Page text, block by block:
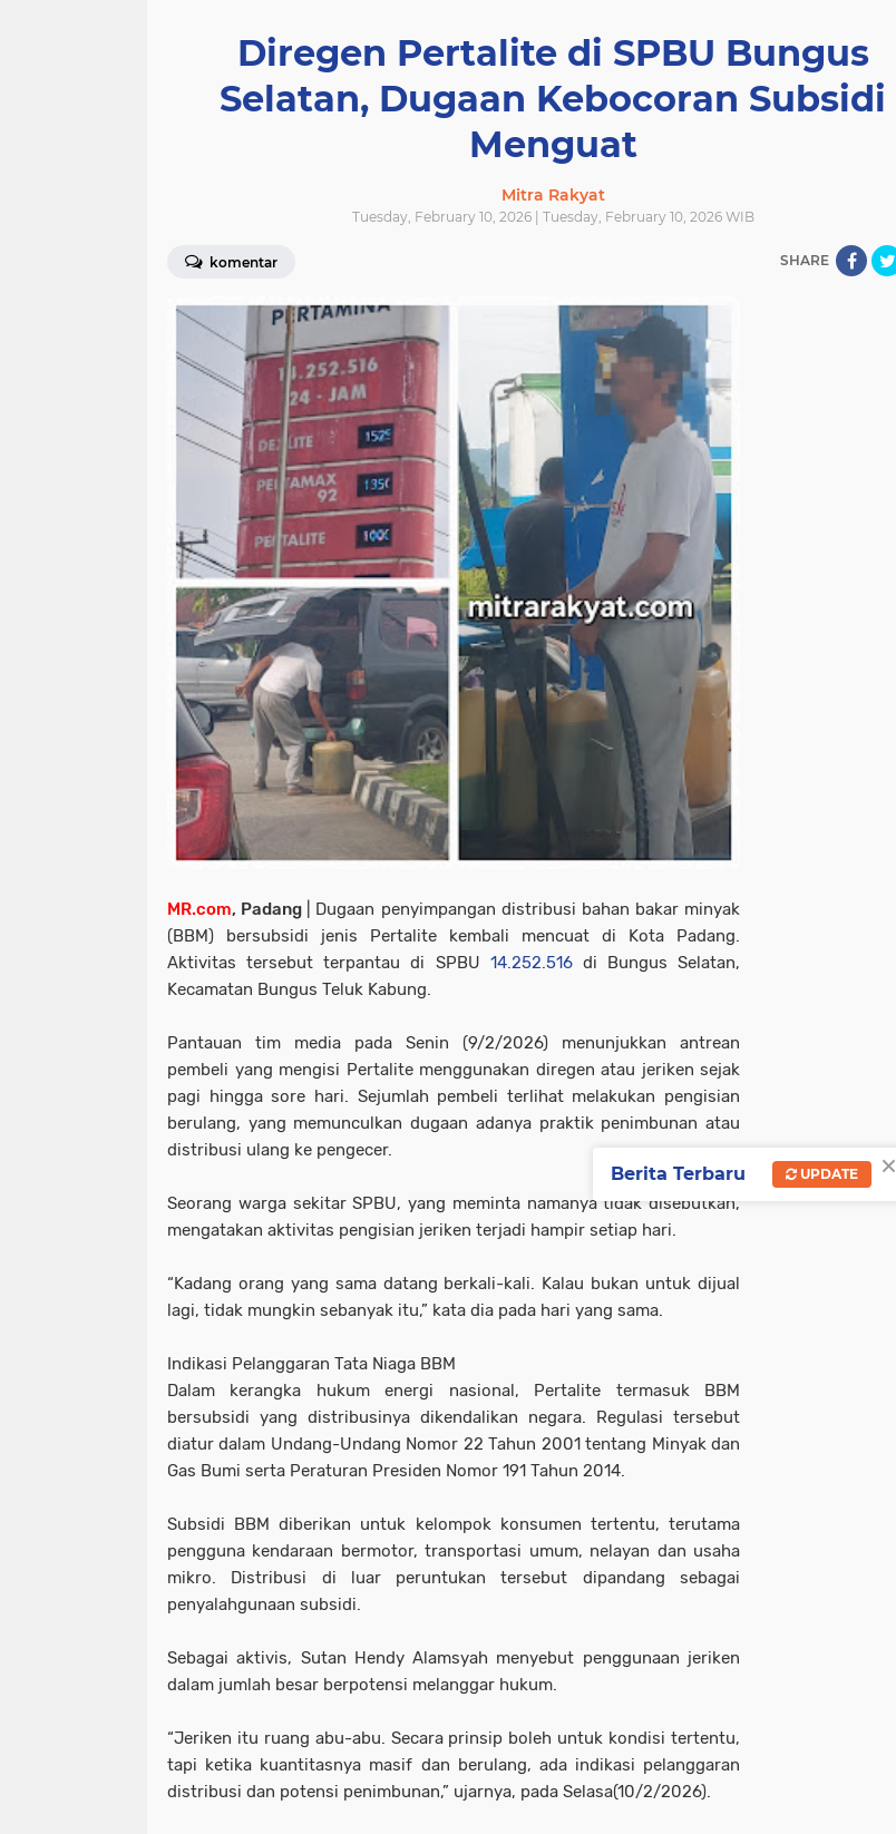
Diregen Pertalite di SPBU Bungus
Selatan, Dugaan Kebocoran Subsidi
Menguat
Mitra Rakyat
Tuesday, February 10, 2026 | Tuesday, February 10, 2026 WIB
komentar SHARE
MR.com, Padang
| Dugaan penyimpangan distribusi bahan bakar minyak
(BBM) bersubsidi jenis Pertalite kembali mencuat di Kota Padang.
Aktivitas tersebut terpantau di SPBU 14.252.516di Bungus Selatan,
Kecamatan Bungus Teluk Kabung.
Pantauan tim media pada Senin (9/2/2026) menunjukkan antrean
pembeli yang mengisi Pertalite menggunakan diregen atau jeriken sejak
pagi hingga sore hari. Sejumlah pembeli terlihat melakukan pengisian
berulang, yang memunculkan dugaan adanya praktik penimbunan atau
distribusi ulang ke pengecer.
Seorang warga sekitar SPBU, yang meminta namanya tidak disebutkan,
mengatakan aktivitas pengisian jeriken terjadi hampir setiap hari.
“Kadang orang yang sama datang berkali-kali. Kalau bukan untuk dijual
lagi, tidak mungkin sebanyak itu,” kata dia pada hari yang sama.
Indikasi Pelanggaran Tata Niaga BBM
Dalam kerangka hukum energi nasional, Pertalite termasuk BBM
bersubsidi yang distribusinya dikendalikan negara. Regulasi tersebut
diatur dalam Undang-Undang Nomor 22 Tahun 2001 tentang Minyak dan
Gas Bumi serta Peraturan Presiden Nomor 191 Tahun 2014.
Subsidi BBM diberikan untuk kelompok konsumen tertentu, terutama
pengguna kendaraan bermotor, transportasi umum, nelayan dan usaha
mikro. Distribusi di luar peruntukan tersebut dipandang sebagai
penyalahgunaan subsidi.
Sebagai aktivis, Sutan Hendy Alamsyah menyebut penggunaan jeriken
dalam jumlah besar berpotensi melanggar hukum.
“Jeriken itu ruang abu-abu. Secara prinsip boleh untuk kondisi tertentu,
tapi ketika kuantitasnya masif dan berulang, ada indikasi pelanggaran
distribusi dan potensi penimbunan,” ujarnya, pada Selasa(10/2/2026).
×
Berita Terbaru UPDATE